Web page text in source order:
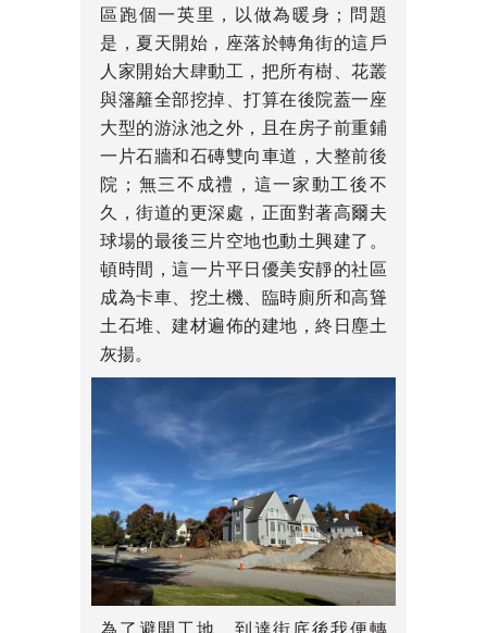
區跑個一英里，以做為暖身；問題
是，夏天開始，座落於轉角街的這戶
人家開始大肆動工，把所有樹、花叢
與籓籬全部挖掉、打算在後院蓋一座
大型的游泳池之外，且在房子前重鋪
一片石牆和石磚雙向車道，大整前後
院；無三不成禮，這一家動工後不
久，街道的更深處，正面對著高爾夫
球場的最後三片空地也動土興建了。
頓時間，這一片平日優美安靜的社區
成為卡車、挖土機、臨時廁所和高聳
土石堆、建材遍佈的建地，終日塵土
灰揚。